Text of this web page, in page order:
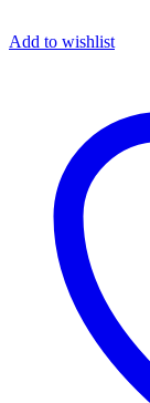
Add to wishlist